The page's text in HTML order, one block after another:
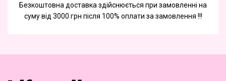
Безкоштовна доставка здійснюється при замовленні на
суму від 3000 грн після 100% оплати за замовлення !!!